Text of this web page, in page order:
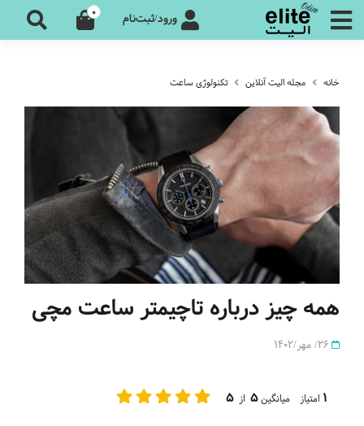
ورود/ثبت‌نام 0
خانه مجله الیت آنلاین تکنولوژی ساعت
همه چیز درباره تاچیمتر ساعت مچی
1 امتیاز میانگین5 از 5